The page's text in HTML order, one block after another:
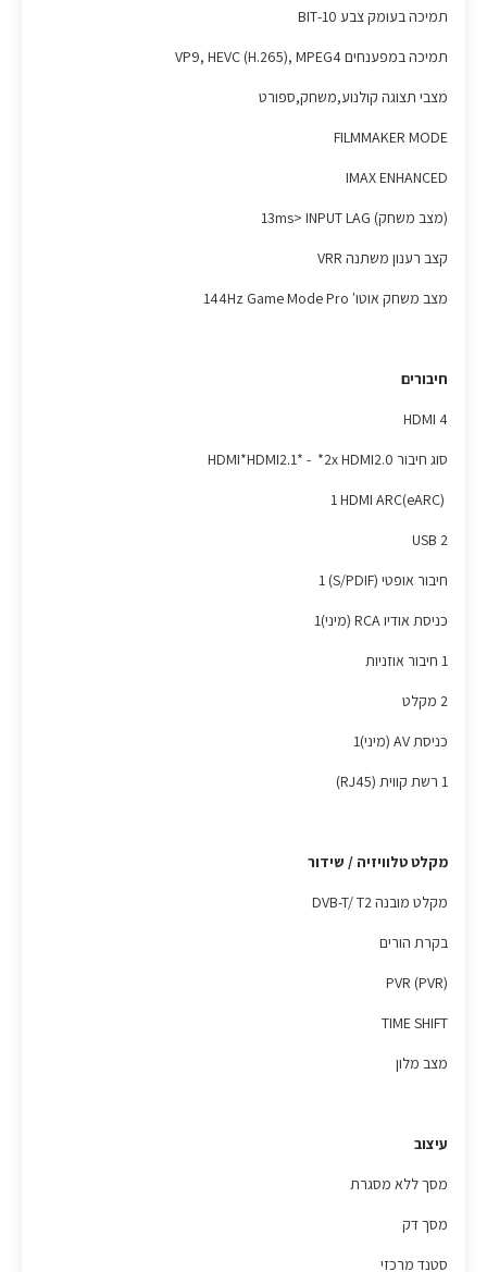
תמיכה בעומק צבע 10-BIT
תמיכה במפענחים VP9, HEVC (H.265), MPEG4
מצבי תצוגה קולנוע,משחק,ספורט
FILMMAKER MODE
IMAX ENHANCED
(מצב משחק) 13ms> INPUT LAG
קצב רענון משתנה VRR
מצב משחק אוטו' 144Hz Game Mode Pro
חיבורים
4 HDMI
סוג חיבור HDMI*HDMI2.1* - *2x HDMI2.0
(eARC)1 HDMI ARC
2 USB
חיבור אופטי (S/PDIF) 1
כניסת אודיו RCA (מיני)1
1 חיבור אוזניות
2 מקלט
כניסת AV (מיני)1
1 רשת קווית (RJ45)
מקלט טלוויזיה / שידור
מקלט מובנה DVB-T/ T2
בקרת הורים
PVR (PVR)
TIME SHIFT
מצב מלון
עיצוב
מסך ללא מסגרת
מסך דק
סטנד מרכזי